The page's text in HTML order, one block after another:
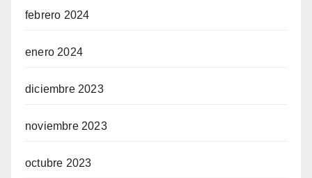
febrero 2024
enero 2024
diciembre 2023
noviembre 2023
octubre 2023